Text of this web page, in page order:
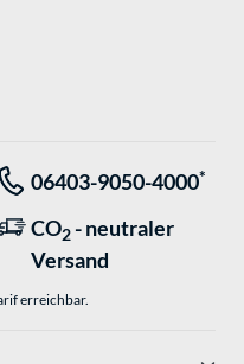
06403-9050-4000*
CO2 - neutraler
Versand
erreichbar.